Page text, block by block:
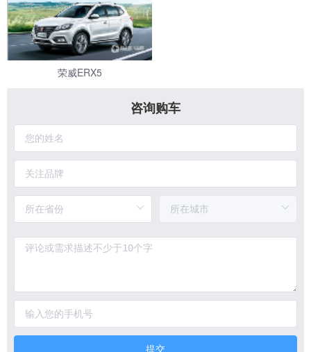
荣威ERX5
咨询购车
提交